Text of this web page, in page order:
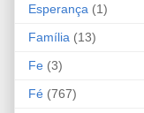
Esperança (1)
Família (13)
Fe (3)
Fé (767)